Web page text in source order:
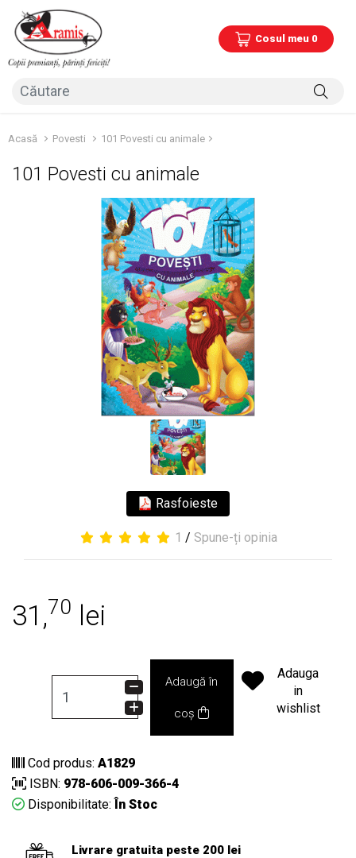
Cosul meu 0
Acasă Povesti 101 Povesti cu animale
101 Povesti cu animale
Rasfoieste
1 / Spune-ți opinia
31,70 lei
Adaugă în
coș
Adauga
in
wishlist
Cod produs: A1829
ISBN: 978-606-009-366-4
Disponibilitate: În Stoc
Livrare gratuita peste 200 lei